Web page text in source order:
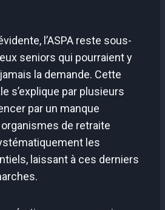
l’ASPA reste sous-
seniors qui pourraient y
la demande. Cette
s’explique par plusieurs
par un manque
de retraite
les
laissant à ces derniers